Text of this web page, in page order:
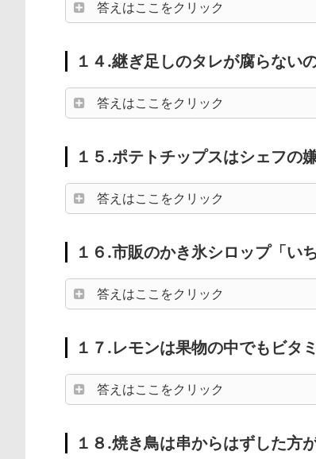
答えはここをクリック
１４.継ぎ足しのタレが腐らない
答えはここをクリック
１５.ポテトチップスはシェフの
答えはここをクリック
１６.市販のかき氷シロップ「い
答えはここをクリック
１７.レモンは果物の中でもビタ
答えはここをクリック
１８.焼き鳥は串からはずした方